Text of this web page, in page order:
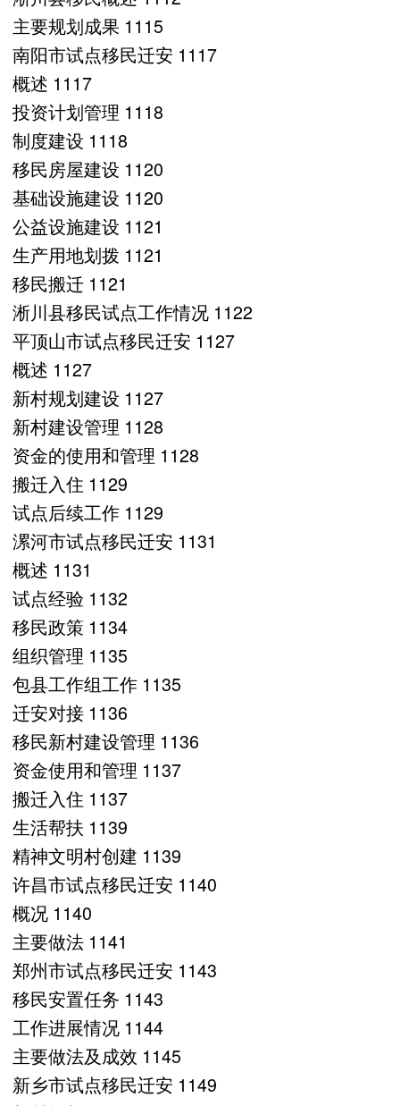
主要规划成果 1115
南阳市试点移民迁安 1117
概述 1117
投资计划管理 1118
制度建设 1118
移民房屋建设 1120
基础设施建设 1120
公益设施建设 1121
生产用地划拨 1121
移民搬迁 1121
淅川县移民试点工作情况 1122
平顶山市试点移民迁安 1127
概述 1127
新村规划建设 1127
新村建设管理 1128
资金的使用和管理 1128
搬迁入住 1129
试点后续工作 1129
漯河市试点移民迁安 1131
概述 1131
试点经验 1132
移民政策 1134
组织管理 1135
包县工作组工作 1135
迁安对接 1136
移民新村建设管理 1136
资金使用和管理 1137
搬迁入住 1137
生活帮扶 1139
精神文明村创建 1139
许昌市试点移民迁安 1140
概况 1140
主要做法 1141
郑州市试点移民迁安 1143
移民安置任务 1143
工作进展情况 1144
主要做法及成效 1145
新乡市试点移民迁安 1149